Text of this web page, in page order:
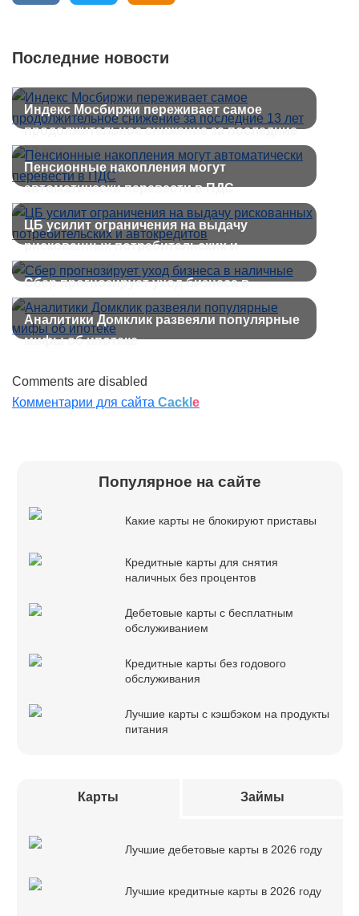
Последние новости
Индекс Мосбиржи переживает самое
продолжительное снижение за последние
13 лет
Пенсионные накопления могут
автоматически перевести в ПДС
ЦБ усилит ограничения на выдачу
рискованных потребительских и
автокредитов
Сбер прогнозирует уход бизнеса в
наличные
Аналитики Домклик развеяли популярные
мифы об ипотеке
Comments are disabled
Комментарии для сайта Cackl e
Популярное на сайте
Какие карты не блокируют приставы
Кредитные карты для снятия
наличных без процентов
Дебетовые карты с бесплатным
обслуживанием
Кредитные карты без годового
обслуживания
Лучшие карты с кэшбэком на продукты
питания
Карты Займы
Лучшие дебетовые карты в 2026 году
Лучшие кредитные карты в 2026 году